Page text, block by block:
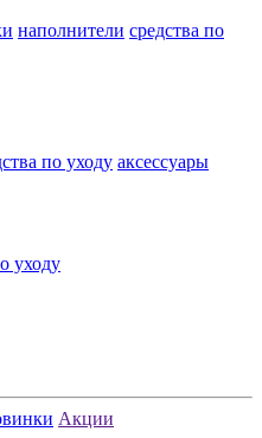
наполнители средства по
по уходу аксессуары
уходу
Акции